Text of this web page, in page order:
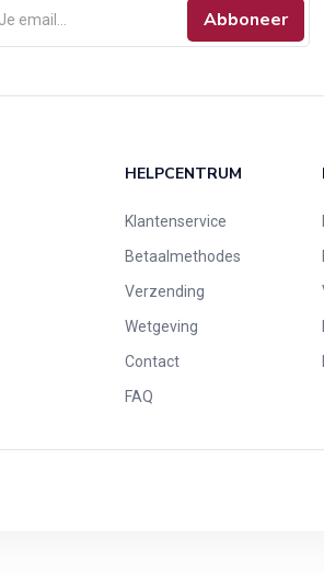
Abboneer
HELPCENTRUM
Klantenservice
Betaalmethodes
Verzending
Wetgeving
Contact
FAQ